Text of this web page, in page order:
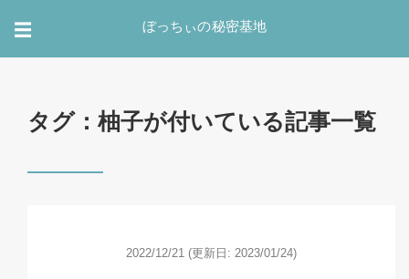
☰ ぼっちぃの秘密基地
タグ：柚子が付いている記事一覧
2022/12/21 (更新日: 2023/01/24)